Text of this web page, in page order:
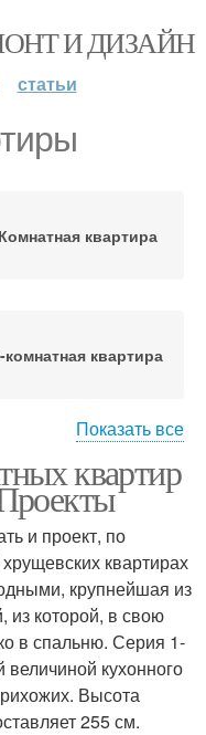
И ДИЗАЙН
статьи
Комнатная квартира
комнатная квартира
квартиры
квартиры
для семьи
Показать все
квартир
и проект, по
квартирах
крупнейшая из
из которой, в свою
в спальню. Серия 1-
кухонного
Высота
255 см.